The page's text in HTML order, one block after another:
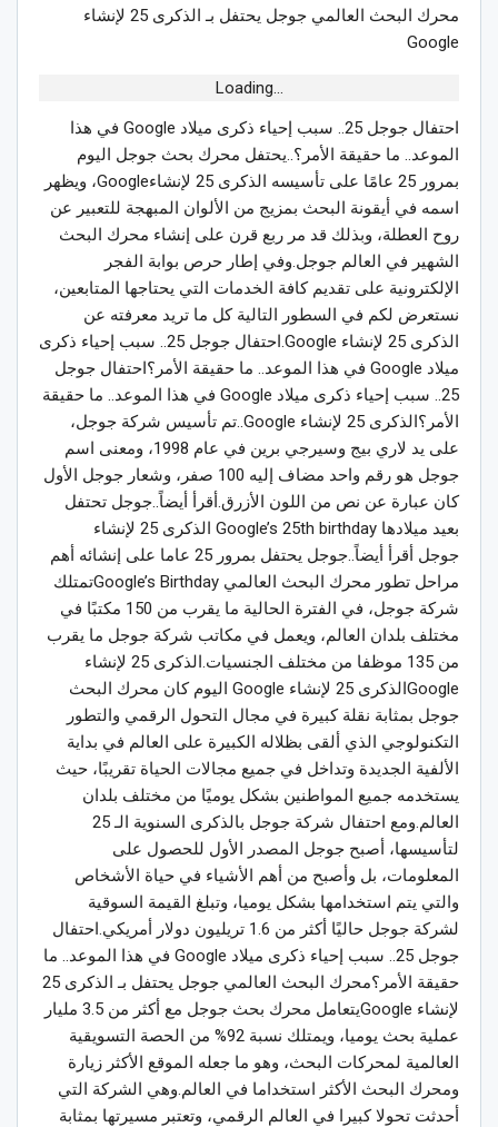
محرك البحث العالمي جوجل يحتفل بـ الذكرى 25 لإنشاء
Google
Loading...
احتفال جوجل 25.. سبب إحياء ذكرى ميلاد Google في هذا
الموعد.. ما حقيقة الأمر؟..يحتفل محرك بحث جوجل اليوم
بمرور 25 عامًا على تأسيسه الذكرى 25 لإنشاءGoogle، ويظهر
اسمه في أيقونة البحث بمزيج من الألوان المبهجة للتعبير عن
روح العطلة، وبذلك قد مر ربع قرن على إنشاء محرك البحث
الشهير في العالم جوجل.وفي إطار حرص بوابة الفجر
الإلكترونية على تقديم كافة الخدمات التي يحتاجها المتابعين،
نستعرض لكم في السطور التالية كل ما تريد معرفته عن
الذكرى 25 لإنشاء Google.احتفال جوجل 25.. سبب إحياء ذكرى
ميلاد Google في هذا الموعد.. ما حقيقة الأمر؟احتفال جوجل
25.. سبب إحياء ذكرى ميلاد Google في هذا الموعد.. ما حقيقة
الأمر؟الذكرى 25 لإنشاء Google..تم تأسيس شركة جوجل،
على يد لاري بيج وسيرجي برين في عام 1998، ومعنى اسم
جوجل هو رقم واحد مضاف إليه 100 صفر، وشعار جوجل الأول
كان عبارة عن نص من اللون الأزرق.أقرأ أيضاً..جوجل تحتفل
بعيد ميلادها Google’s 25th birthday الذكرى 25 لإنشاء
جوجل أقرأ أيضاً..جوجل يحتفل بمرور 25 عاما على إنشائه أهم
مراحل تطور محرك البحث العالمي Google’s Birthdayتمتلك
شركة جوجل، في الفترة الحالية ما يقرب من 150 مكتبًا في
مختلف بلدان العالم، ويعمل في مكاتب شركة جوجل ما يقرب
من 135 موظفا من مختلف الجنسيات.الذكرى 25 لإنشاء
Googleالذكرى 25 لإنشاء Google اليوم كان محرك البحث
جوجل بمثابة نقلة كبيرة في مجال التحول الرقمي والتطور
التكنولوجي الذي ألقى بظلاله الكبيرة على العالم في بداية
الألفية الجديدة وتداخل في جميع مجالات الحياة تقريبًا، حيث
يستخدمه جميع المواطنين بشكل يوميًا من مختلف بلدان
العالم.ومع احتفال شركة جوجل بالذكرى السنوية الـ 25
لتأسيسها، أصبح جوجل المصدر الأول للحصول على
المعلومات، بل وأصبح من أهم الأشياء في حياة الأشخاص
والتي يتم استخدامها بشكل يوميا، وتبلغ القيمة السوقية
لشركة جوجل حاليًا أكثر من 1.6 تريليون دولار أمريكي.احتفال
جوجل 25.. سبب إحياء ذكرى ميلاد Google في هذا الموعد.. ما
حقيقة الأمر؟محرك البحث العالمي جوجل يحتفل بـ الذكرى 25
لإنشاء Googleيتعامل محرك بحث جوجل مع أكثر من 3.5 مليار
عملية بحث يوميا، ويمتلك نسبة 92% من الحصة التسويقية
العالمية لمحركات البحث، وهو ما جعله الموقع الأكثر زيارة
ومحرك البحث الأكثر استخداما في العالم.وهي الشركة التي
أحدثت تحولا كبيرا في العالم الرقمي، وتعتبر مسيرتها بمثابة